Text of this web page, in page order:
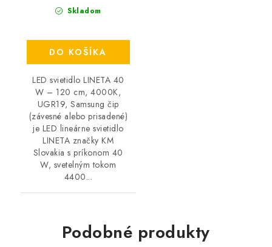
Skladom
DO KOŠÍKA
LED svietidlo LINETA 40
W – 120 cm, 4000K,
UGR19, Samsung čip
(závesné alebo prisadené)
je LED lineárne svietidlo
LINETA značky KM
Slovakia s príkonom 40
W, svetelným tokom
4400...
Podobné produkty